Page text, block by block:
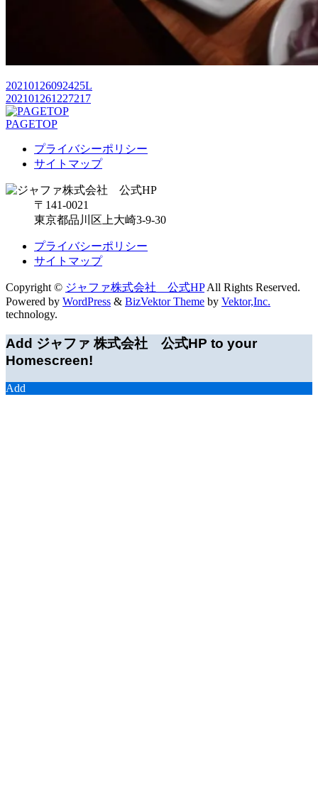
20210126092425L
202101261227217
PAGETOP
プライバシーポリシー
サイトマップ
〒141-0021
東京都品川区上大崎3-9-30
プライバシーポリシー
サイトマップ
Copyright © ジャファ株式会社 公式HPAll Rights Reserved.
Powered by WordPress & BizVektor Theme by Vektor,Inc.
technology.
Add ジャファ 株式会社 公式HP to your
Homescreen!
Add